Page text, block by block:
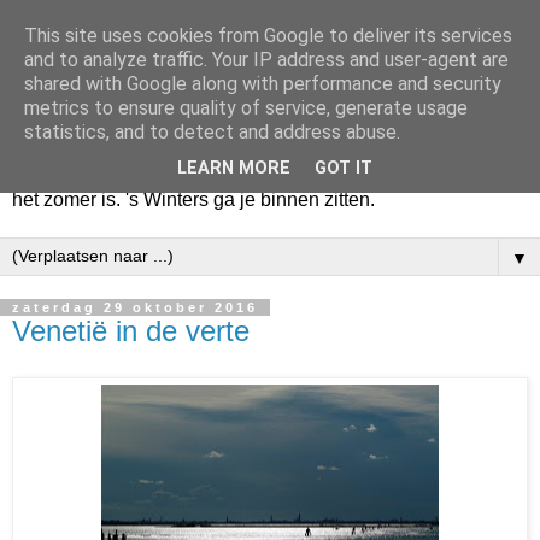
Huize Zeezicht
Als het lente is, lees ik een krant op een terras en drink een
latte uit een glas. Of om het even een boek met een
cappuccino of een dubbele espresso. Maar dat kan ook als
het zomer is. 's Winters ga je binnen zitten.
▼
zaterdag 29 oktober 2016
Venetië in de verte
This site uses cookies from Google to deliver its services
and to analyze traffic. Your IP address and user-agent are
shared with Google along with performance and security
metrics to ensure quality of service, generate usage
statistics, and to detect and address abuse.
LEARN MORE GOT IT